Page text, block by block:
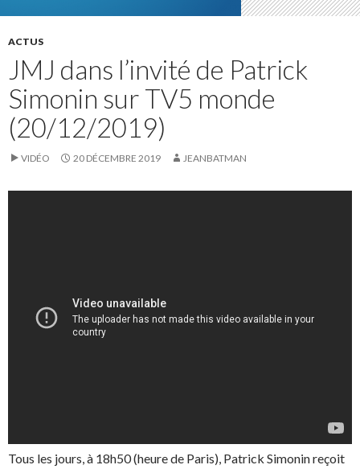
ACTUS
JMJ dans l’invité de Patrick
Simonin sur TV5 monde
(20/12/2019)
VIDÉO 20 DÉCEMBRE 2019 JEANBATMAN
Tous les jours, à 18h50 (heure de Paris), Patrick Simonin reçoit